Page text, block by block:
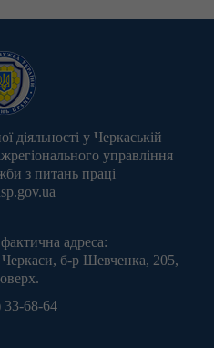
діяльності у Черкаській
управління
з питань праці
адреса:
б-р Шевченка, 205,
33-68-64